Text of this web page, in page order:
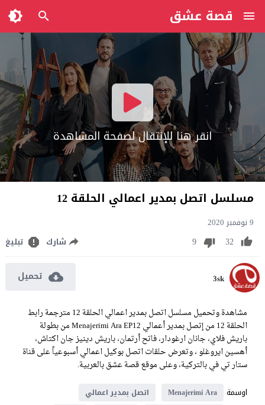
قصة عشق
انقر هنا للإنتقال لصفحة المشاهدة
مسلسل اتصل بمدير اعمالي الحلقة 12
9 نوفمبر 2020
32
9 شارك تبليغ
3sk تحميل
مشاهدة وتحميل مسلسل اتصل بمدير اعمالي الحلقة 12 مترجمة رابط
الحلقة 12 من إتصل بمدير أعمالي Menajerimi Ara EP12 من بطولة
باريش فلاي، جانان ارغودار، فاتح أرتمان، باريش دينيز جان اكتاش،
أهسين ايروغلو ، وتعرض حلقات اتصل بوكيل اعمالي أسبوعياً على قناة
ستار تي في بالتركية، وعلى موقع قصة عشق بالعربية.
اوسمة
Menajerimi Ara
اتصل بمدير اعمالي